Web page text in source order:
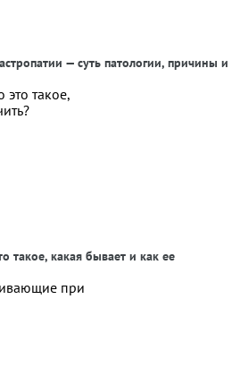
— суть патологии, причины и
такое, какая бывает и как ее